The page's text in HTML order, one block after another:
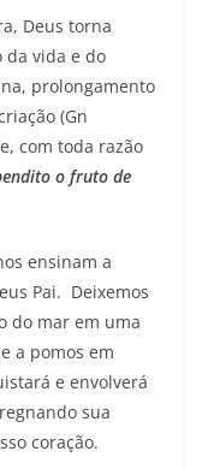
Deus torna
da vida e do
prolongamento
(Gn
com toda razão
o fruto de
ensinam a
Pai. Deixemos
do mar em uma
a pomos em
e envolverá
sua
coração.